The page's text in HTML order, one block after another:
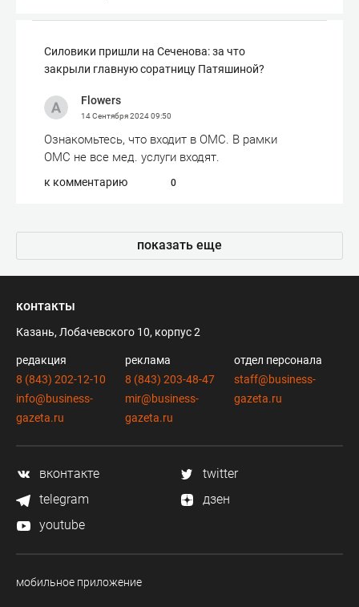
Силовики пришли на Сеченова: за что
закрыли главную соратницу Патяшиной?
Flowers
14 Сентября 202409:50
Ознакомьтесь, что входит в ОМС. В рамки
ОМС не все мед. услуги входят.
к комментарию 0
показать еще
контакты
Казань, Лобачевского 10, корпус 2
редакция
8 (843) 202-12-10
info@business-
gazeta.ru
реклама
8 (843) 203-48-47
mir@business-
gazeta.ru
отдел персонала
staff@business-
gazeta.ru
вконтакте
twitter
telegram
дзен
youtube
мобильное приложение